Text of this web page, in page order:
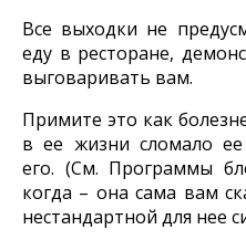
Все выходки не
еду в ресторане,
выговаривать вам.
Примите это как
в ее жизни сломало ее
его. (См. Программы
когда – она сама вам
нестандартной для нее